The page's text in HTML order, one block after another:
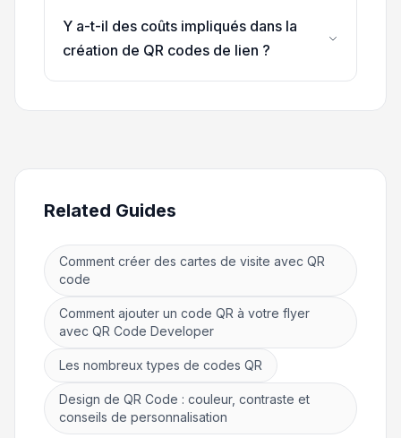
Y a-t-il des coûts impliqués dans la
création de QR codes de lien ?
Related Guides
Comment créer des cartes de visite avec QR
code
Comment ajouter un code QR à votre flyer
avec QR Code Developer
Les nombreux types de codes QR
Design de QR Code : couleur, contraste et
conseils de personnalisation